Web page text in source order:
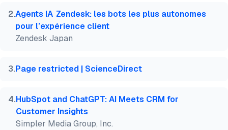
2.Agents IA Zendesk: les bots les plus autonomes
pour l’expérience client
Zendesk Japan
3.Page restricted | ScienceDirect
4.HubSpot and ChatGPT: AI Meets CRM for
Customer Insights
Simpler Media Group, Inc.